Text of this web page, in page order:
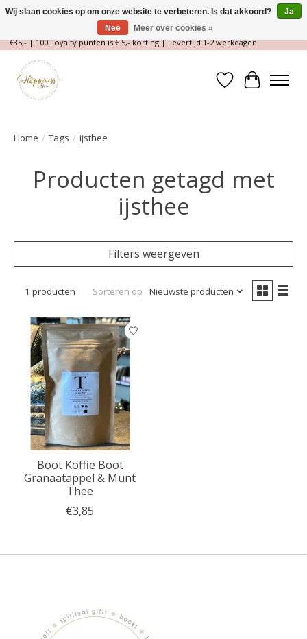
Magische Conceptstore, Edelstenen & Spirituele winkel | Gratis verzending >
€35,- | 100 Loyalty punten is € 5,- korting | Levertijd 1-2 werkdagen
Verlanglijst
Home / Tags / ijsthee
Producten getagd met
ijsthee
Filters weergeven
1 producten Sorteren op Nieuwste producten
Boot Koffie Boot
Granaatappel & Munt
Thee
€3,85
Wij slaan cookies op om onze website te verbeteren. Is dat akkoord?
Ja
Nee
Meer over cookies »